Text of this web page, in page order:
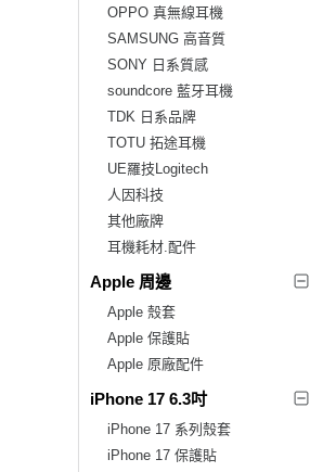
OPPO 真無線耳機
SAMSUNG 高音質
SONY 日系質感
soundcore 藍牙耳機
TDK 日系品牌
TOTU 拓途耳機
UE羅技Logitech
人因科技
其他廠牌
耳機耗材.配件
Apple 周邊
Apple 殼套
Apple 保護貼
Apple 原廠配件
iPhone 17 6.3吋
iPhone 17 系列殼套
iPhone 17 保護貼